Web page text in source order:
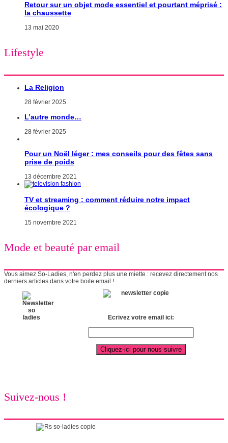
Retour sur un objet mode essentiel et pourtant méprisé :
la chaussette
13 mai 2020
Lifestyle
La Religion
28 février 2025
L’autre monde…
28 février 2025
Pour un Noël léger : mes conseils pour des fêtes sans
prise de poids
13 décembre 2021
TV et streaming : comment réduire notre impact
écologique ?
15 novembre 2021
Mode et beauté par email
Vous aimez So-Ladies, n'en perdez plus une miette : recevez directement nos
derniers articles dans votre boite email !
Ecrivez votre email ici:
Suivez-nous !